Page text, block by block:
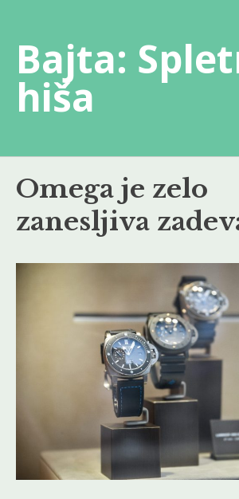
content
Bajta:
hiša
Omega je zelo
zanesljiva